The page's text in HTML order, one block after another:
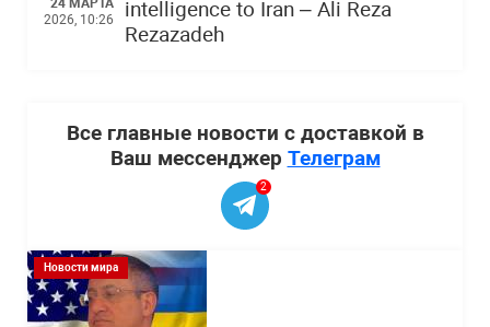
2026, 10:26
intelligence to Iran – Ali Reza
Rezazadeh
Все главные новости с доставкой в
Ваш мессенджер Телеграм
2
Новости мира